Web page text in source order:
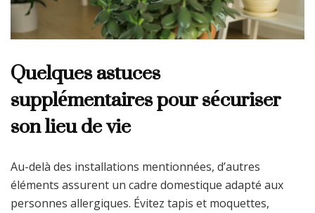
Quelques astuces
supplémentaires pour sécuriser
son lieu de vie
Au-delà des installations mentionnées, d’autres
éléments assurent un cadre domestique adapté aux
personnes allergiques. Évitez tapis et moquettes,